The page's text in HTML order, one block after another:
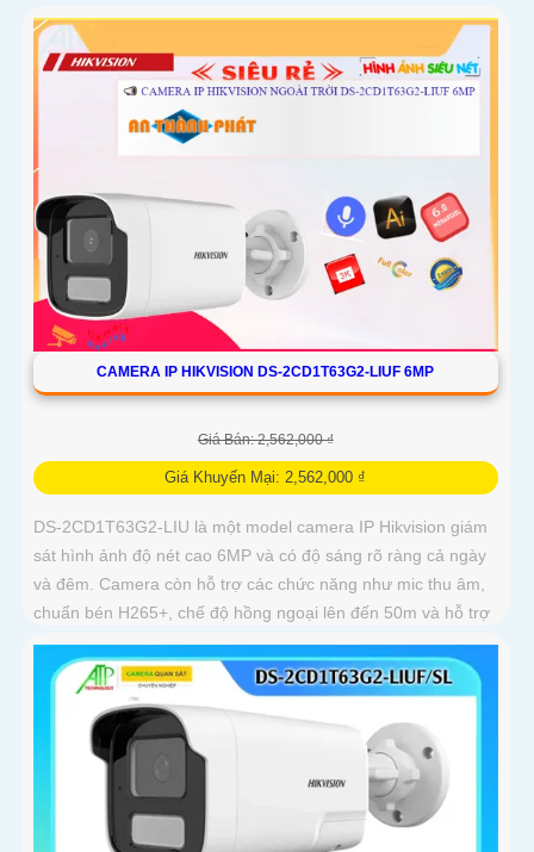
CAMERA IP HIKVISION DS-2CD1T63G2-LIUF 6MP
Giá Bán: 2,562,000 ₫
Giá Khuyến Mại: 2,562,000 ₫
DS-2CD1T63G2-LIU là một model camera IP Hikvision giám
sát hình ảnh độ nét cao 6MP và có độ sáng rõ ràng cả ngày
và đêm. Camera còn hỗ trợ các chức năng như mic thu âm,
chuẩn bén H265+, chế độ hồng ngoại lên đến 50m và hỗ trợ
thẻ nhớ 512GB giúp hỗ trợ giám sát và bảo vệ an ninh hiệu
quả